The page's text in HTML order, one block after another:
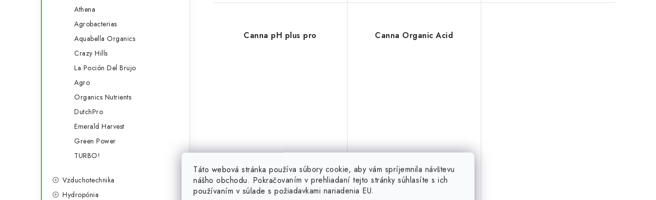
Táto webová stránka používa súbory cookie, aby vám spríjemnila návštevu
nášho obchodu. Pokračovaním v prehliadaní tejto stránky súhlasíte s ich
používaním v súlade s požiadavkami nariadenia EU.
Athena
Agrobacterias
Aquabella Organics
Crazy Hills
La Poción Del Brujo
Agro
Organics Nutrients
DutchPro
Emerald Harvest
Green Power
TURBO!
Vzduchotechnika
Hydropónia
Canna pH plus pro
Skladom (9 ks)
10,98 €
Canna Organic Acid
9,99 €